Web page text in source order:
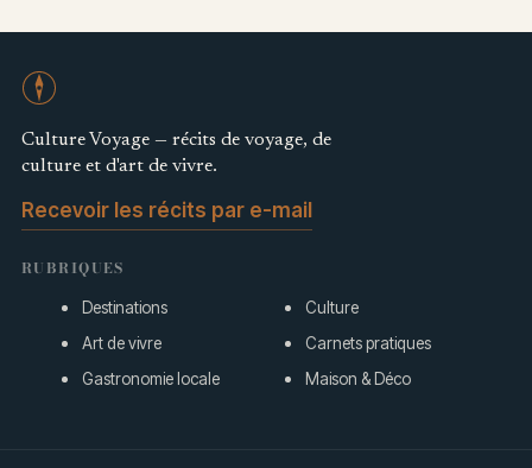
Culture Voyage — récits de voyage, de
culture et d'art de vivre.
Recevoir les récits par e-mail
RUBRIQUES
Destinations
Culture
Art de vivre
Carnets pratiques
Gastronomie locale
Maison & Déco